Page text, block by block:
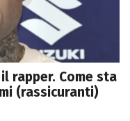
rapper. Come sta
(rassicuranti)